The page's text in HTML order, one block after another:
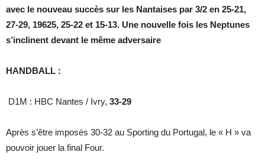
avec le nouveau succès sur les Nantaises par 3/2 en 25-21,
27-29, 19625, 25-22 et 15-13. Une nouvelle fois les Neptunes
s’inclinent devant le même adversaire
HANDBALL :
D1M : HBC Nantes / Ivry, 33-29
Après s’être imposés 30-32 au Sporting du Portugal, le « H » va
pouvoir jouer la final Four.